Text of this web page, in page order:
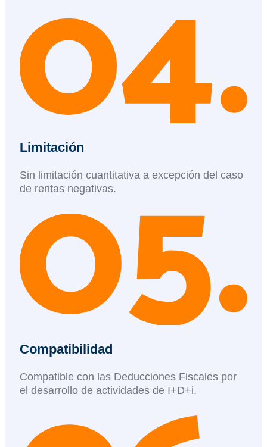
Limitación
Sin limitación cuantitativa a excepción del caso
de rentas negativas.​
Compatibilidad
Compatible con las Deducciones Fiscales por
el desarrollo de actividades de I+D+i.​